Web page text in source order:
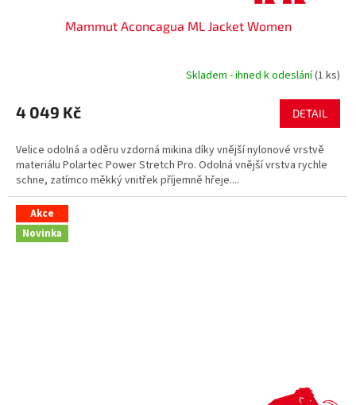
Mammut Aconcagua ML Jacket Women
Skladem - ihned k odeslání(1 ks)
4 049 Kč DETAIL
Velice odolná a oděru vzdorná mikina díky vnější nylonové vrstvě
materiálu Polartec Power Stretch Pro. Odolná vnější vrstva rychle
schne, zatímco měkký vnitřek příjemně hřeje....
Akce
Novinka